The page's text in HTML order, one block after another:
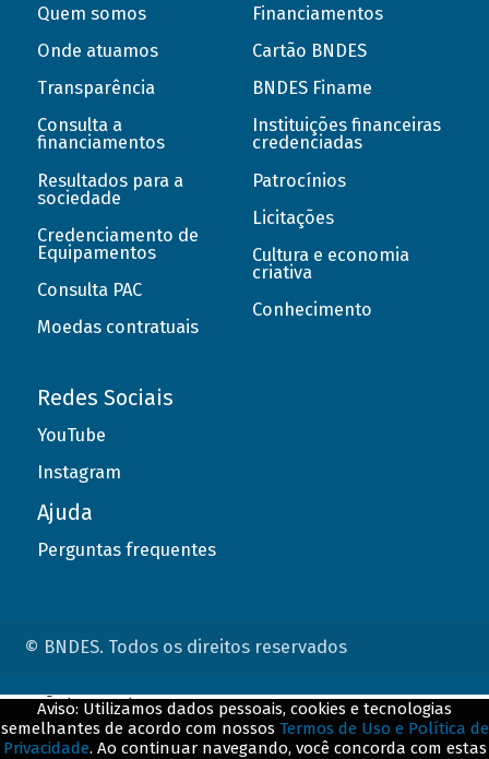
Quem somos
Onde atuamos
Transparência
Consulta a
financiamentos
Resultados para a
sociedade
Credenciamento de
Equipamentos
Consulta PAC
Moedas contratuais
Financiamentos
Cartão BNDES
BNDES Finame
Instituições financeiras
credenciadas
Patrocínios
Licitações
Cultura e economia
criativa
Conhecimento
Redes Sociais
YouTube
Instagram
Ajuda
Perguntas frequentes
© BNDES. Todos os direitos reservados
Aviso: Utilizamos dados pessoais, cookies e tecnologias
semelhantes de acordo com nossos Termos de Uso e Política de
Privacidade. Ao continuar navegando, você concorda com estas
ConteÃºdo complementar
${title}${badge}